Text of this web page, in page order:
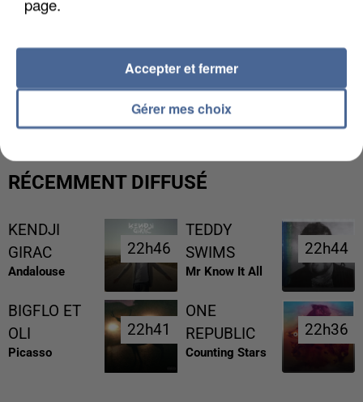
L’UN DES FONDATEURS SUPPOSÉS DE LA DZ
MAFIA INTERPELLÉ EN ALGÉRIE
RÉCEMMENT DIFFUSÉ
KENDJI
GIRAC
Andalouse
22h46
22h46
TEDDY
SWIMS
Mr Know It All
22h44
22h44
BIGFLO ET
OLI
Picasso
22h41
22h41
ONE
REPUBLIC
Counting Stars
22h36
22h36
Gérer mes choix
Accepter et fermer